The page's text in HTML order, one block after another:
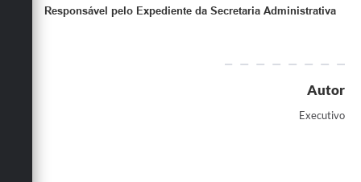
Responsável pelo Expediente da Secretaria Administrativa
Autor
Executivo